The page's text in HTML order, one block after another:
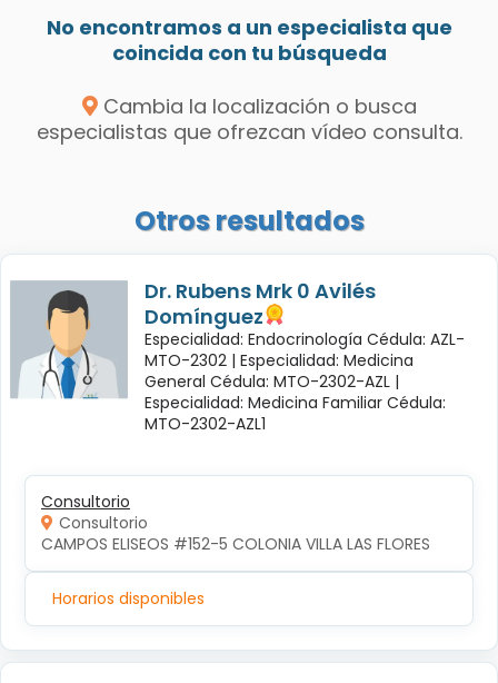
No encontramos a un especialista que
coincida con tu búsqueda
Cambia la localización o busca
especialistas que ofrezcan vídeo consulta.
Otros resultados
Dr. Rubens Mrk 0 Avilés
Domínguez
Especialidad: Endocrinología Cédula: AZL-
MTO-2302 | Especialidad: Medicina
General Cédula: MTO-2302-AZL |
Especialidad: Medicina Familiar Cédula:
MTO-2302-AZL1
Consultorio
Consultorio
CAMPOS ELISEOS #152-5 COLONIA VILLA LAS FLORES
Horarios disponibles